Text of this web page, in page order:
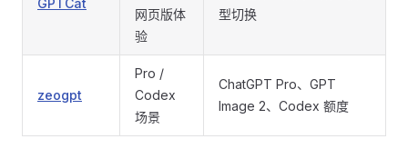
GPTCat
网页版体
验
型切换
zeogpt
Pro /
Codex
场景
ChatGPT Pro、GPT
Image 2、Codex 额度